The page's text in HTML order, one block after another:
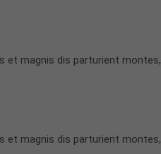
et magnis dis parturient montes,
et magnis dis parturient montes,